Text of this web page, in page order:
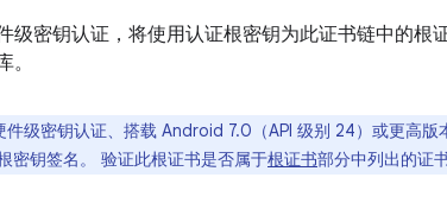
级密钥认证，将使用认证根密钥为此证书链中的根
件级密钥认证、搭载 Android 7.0（API 级别 24）或更高
密钥签名。 验证此根证书是否属于根证书部分中列出的证